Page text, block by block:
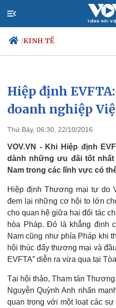
/KINH TẾ
Chính trị
Đảng
Tổ chức nhân sự
Nhận diện sự thật
Hiệp định
doanh nghiệp
Thứ Bảy, 06:30, 22/10/2016
VOV.VN - Khi Hiệp định
dành những ưu đãi tốt
Nam trong các lĩnh vực có
Hiệp định Thương mại tự do
đem lại những cơ hội to lớn
cho quan hệ giữa hai đối tác
hòa Pháp. Đó là khẳng định
Nam cũng như phía Pháp khi
hội thúc đẩy thương mại và
EVFTA” diễn ra vừa qua tại
Tại hội thảo, Tham tán
Nguyễn Quỳnh Anh nhấn
quan trọng với một loạt các